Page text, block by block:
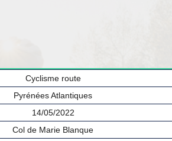
Cyclisme route
Pyrénées Atlantiques
14/05/2022
Col de Marie Blanque